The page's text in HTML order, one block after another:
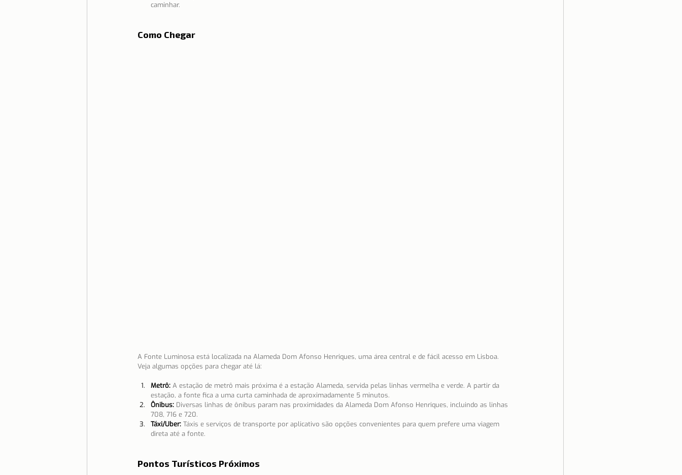
caminhar.
Como Chegar
A Fonte Luminosa está localizada na Alameda Dom Afonso Henriques, uma área central e de fácil acesso em Lisboa.
Veja algumas opções para chegar até lá:
Metrô: A estação de metrô mais próxima é a estação Alameda, servida pelas linhas vermelha e verde. A partir da
estação, a fonte fica a uma curta caminhada de aproximadamente 5 minutos.
Ônibus: Diversas linhas de ônibus param nas proximidades da Alameda Dom Afonso Henriques, incluindo as linhas
708, 716 e 720.
Táxi/Uber: Táxis e serviços de transporte por aplicativo são opções convenientes para quem prefere uma viagem
direta até a fonte.
Pontos Turísticos Próximos